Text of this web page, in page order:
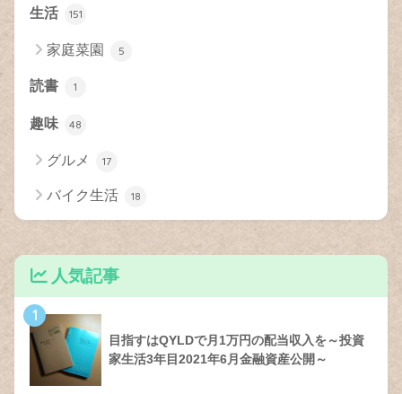
生活 151
家庭菜園 5
読書 1
趣味 48
グルメ 17
バイク生活 18
人気記事
1
目指すはQYLDで月1万円の配当収入を～投資
家生活3年目2021年6月金融資産公開～